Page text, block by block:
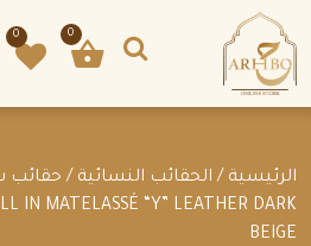
0
0
الرئيسية / الحقائب النسائية / حقائب
IN MATELASSÉ “Y” LEATHER DARK
BEIGE